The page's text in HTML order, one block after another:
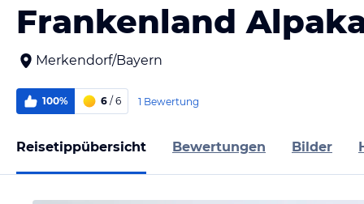
Frankenland
Merkendorf/Bayern
100% 6 / 6 1 Bewertung
Reisetippübersicht Bewertungen Bilder